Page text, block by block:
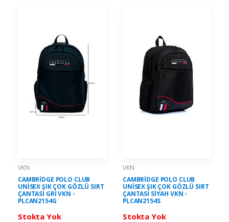
VKN
CAMBRİDGE POLO CLUB
UNİSEX ŞIK ÇOK GÖZLÜ SIRT
ÇANTASI GRİ VKN -
PLCAN2154G
Stokta Yok
VKN
CAMBRİDGE POLO CLUB
UNİSEX ŞIK ÇOK GÖZLÜ SIRT
ÇANTASI SİYAH VKN -
PLCAN2154S
Stokta Yok